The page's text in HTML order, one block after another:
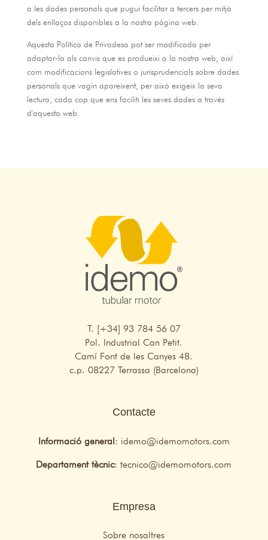
a les dades personals que pugui facilitar a tercers per mitjà
dels enllaços disponibles a la nostra pàgina web.
Aquesta Política de Privadesa pot ser modificada per
adaptar-la als canvis que es produeixi a la nostra web, així
com modificacions legislatives o jurisprudencials sobre dades
personals que vagin apareixent, per això exigeix ​​la seva
lectura, cada cop que ens faciliti les seves dades a través
d'aquesta web.
T. [+34] 93 784 56 07
Pol. Industrial Can Petit.
Camí Font de les Canyes 48.
c.p. 08227 Terrassa (Barcelona)
Contacte
Informació general: idemo@idemomotors.com
Departament tècnic:tecnico@idemomotors.com
Empresa
Sobre nosaltres